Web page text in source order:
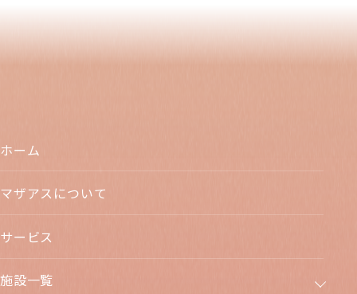
ホーム
マザアスについて
サービス
施設一覧